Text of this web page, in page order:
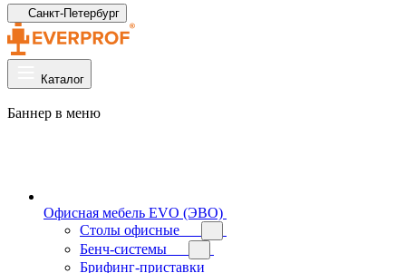
Санкт-Петербург
Каталог
Баннер в меню
Офисная мебель EVO (ЭВО)
Cтолы офисные
Бенч-системы
Брифинг-приставки